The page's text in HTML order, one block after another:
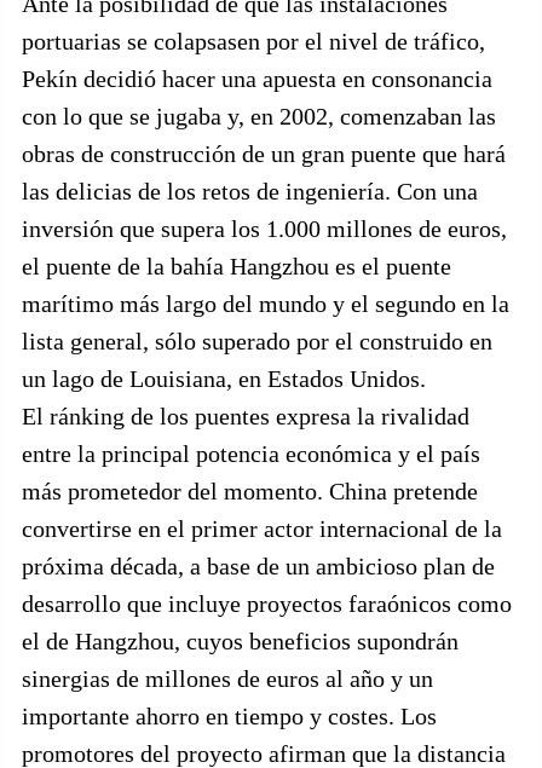
portuarias se colapsasen por el nivel de tráfico,
Pekín decidió hacer una apuesta en consonancia
con lo que se jugaba y, en 2002, comenzaban las
obras de construcción de un gran puente que hará
las delicias de los retos de ingeniería. Con una
inversión que supera los 1.000 millones de euros,
el puente de la bahía Hangzhou es el puente
marítimo más largo del mundo y el segundo en la
lista general, sólo superado por el construido en
un lago de Louisiana, en Estados Unidos.
El ránking de los puentes expresa la rivalidad
entre la principal potencia económica y el país
más prometedor del momento. China pretende
convertirse en el primer actor internacional de la
próxima década, a base de un ambicioso plan de
desarrollo que incluye proyectos faraónicos como
el de Hangzhou, cuyos beneficios supondrán
sinergias de millones de euros al año y un
importante ahorro en tiempo y costes. Los
promotores del proyecto afirman que la distancia